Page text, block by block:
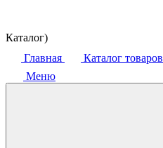
Каталог)
Главная
Каталог товаров
Меню